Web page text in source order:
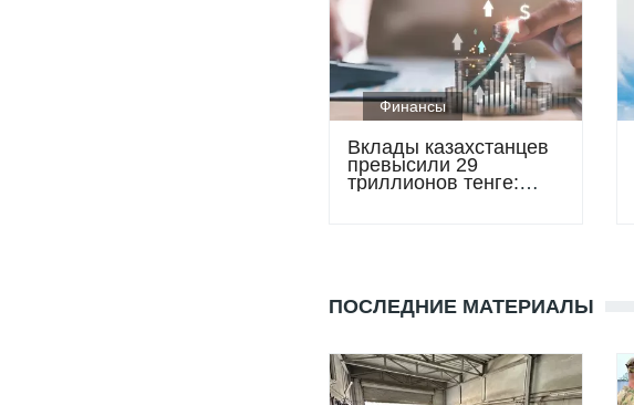
Финансы
Вклады казахстанцев
превысили 29
триллионов тенге:
ПОСЛЕДНИЕ МАТЕРИАЛЫ